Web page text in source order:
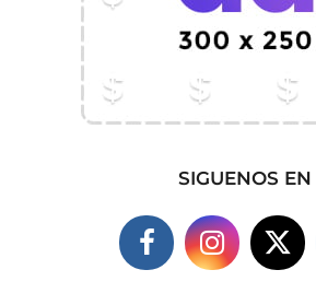
SIGUENOS EN